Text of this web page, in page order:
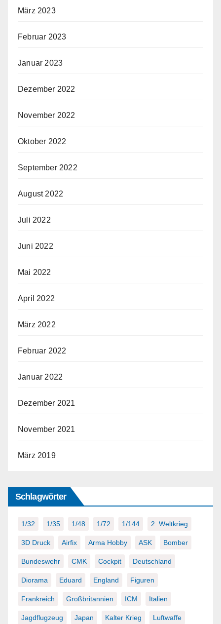
März 2023
Februar 2023
Januar 2023
Dezember 2022
November 2022
Oktober 2022
September 2022
August 2022
Juli 2022
Juni 2022
Mai 2022
April 2022
März 2022
Februar 2022
Januar 2022
Dezember 2021
November 2021
März 2019
Schlagwörter
1/32 1/35 1/48 1/72 1/144 2. Weltkrieg
3D Druck Airfix Arma Hobby ASK Bomber
Bundeswehr CMK Cockpit Deutschland
Diorama Eduard England Figuren
Frankreich Großbritannien ICM Italien
Jagdflugzeug Japan Kalter Krieg Luftwaffe